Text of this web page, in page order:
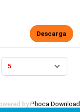
Descarga
byPhoca Download